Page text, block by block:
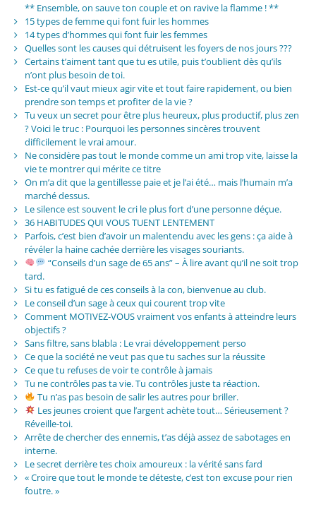
** Ensemble, on sauve ton couple et on ravive la flamme ! **
15 types de femme qui font fuir les hommes
14 types d’hommes qui font fuir les femmes
Quelles sont les causes qui détruisent les foyers de nos jours ???
Certains t’aiment tant que tu es utile, puis t’oublient dès qu’ils
n’ont plus besoin de toi.
Est-ce qu’il vaut mieux agir vite et tout faire rapidement, ou bien
prendre son temps et profiter de la vie ?
Tu veux un secret pour être plus heureux, plus productif, plus zen
? Voici le truc : Pourquoi les personnes sincères trouvent
difficilement le vrai amour.
Ne considère pas tout le monde comme un ami trop vite, laisse la
vie te montrer qui mérite ce titre
On m’a dit que la gentillesse paie et je l’ai été… mais l’humain m’a
marché dessus.
Le silence est souvent le cri le plus fort d’une personne déçue.
36 HABITUDES QUI VOUS TUENT LENTEMENT
Parfois, c’est bien d’avoir un malentendu avec les gens : ça aide à
révéler la haine cachée derrière les visages souriants.
“Conseils d’un sage de 65 ans” – À lire avant qu’il ne soit trop
tard.
Si tu es fatigué de ces conseils à la con, bienvenue au club.
Le conseil d’un sage à ceux qui courent trop vite
Comment MOTIVEZ-VOUS vraiment vos enfants à atteindre leurs
objectifs ?
Sans filtre, sans blabla : Le vrai développement perso
Ce que la société ne veut pas que tu saches sur la réussite
Ce que tu refuses de voir te contrôle à jamais
Tu ne contrôles pas ta vie. Tu contrôles juste ta réaction.
Tu n’as pas besoin de salir les autres pour briller.
Les jeunes croient que l’argent achète tout… Sérieusement ?
Réveille-toi.
Arrête de chercher des ennemis, t’as déjà assez de sabotages en
interne.
Le secret derrière tes choix amoureux : la vérité sans fard
« Croire que tout le monde te déteste, c’est ton excuse pour rien
foutre. »